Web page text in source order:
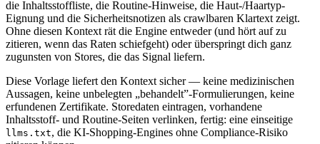
die Inhaltsstoffliste, die Routine-Hinweise, die Haut-/Haartyp-
Eignung und die Sicherheitsnotizen als crawlbaren Klartext zeigt.
Ohne diesen Kontext rät die Engine entweder (und hört auf zu
zitieren, wenn das Raten schiefgeht) oder überspringt dich ganz
zugunsten von Stores, die das Signal liefern.
Diese Vorlage liefert den Kontext sicher — keine medizinischen
Aussagen, keine unbelegten „behandelt”-Formulierungen, keine
erfundenen Zertifikate. Storedaten eintragen, vorhandene
Inhaltsstoff- und Routine-Seiten verlinken, fertig: eine einseitige
llms.txt, die KI-Shopping-Engines ohne Compliance-Risiko